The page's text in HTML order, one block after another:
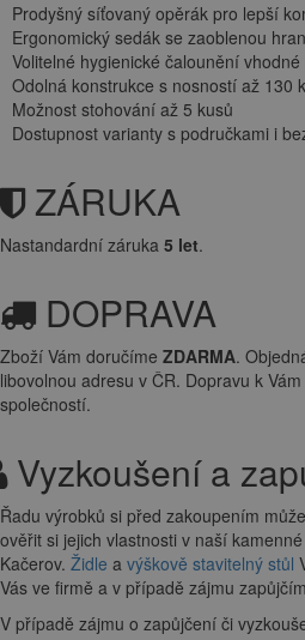
Prodyšný síťovaný opěrák pro lepší
Ergonomický sedák se zaoblenou
Volitelné hygienické čalounění
Odolná konstrukce s nosností až 130
Možnost stohování až 5 kusů
Dostupnost varianty s područkami i
ZÁRUKA
Nastandardní záruka 5 let.
DOPRAVA
Zboží Vám doručíme ZDARMA.
libovolnou adresu v ČR. Dopravu k
společností.
Vyzkoušení a
Řadu výrobků si před zakoupením
ověřit si jejich vlastnosti v naší kamenné
Kačerov. Židle a výškově stavitelný stůl
Vás ve firmě a v případě zájmu
V případě zájmu o zapůjčení či